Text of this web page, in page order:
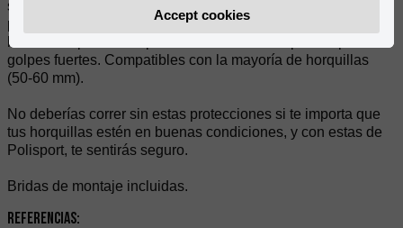
superior de la horquilla de tierra y piedras. Con estos
protectores tu horquilla siempre estará bien limpia. Están
hechos de plástico especialmente diseñado para soportar
golpes fuertes. Compatibles con la mayoría de horquillas
(50-60 mm).
No deberías correr sin estas protecciones si te importa que
tus horquillas estén en buenas condiciones, y con estas de
Polisport, te sentirás seguro.
Bridas de montaje incluidas.
Referencias:
Accept cookies